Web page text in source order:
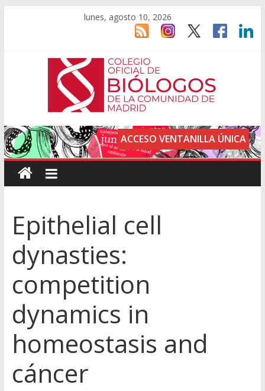
lunes, agosto 10, 2026
ACCESO VENTANILLA ÚNICA
Epithelial cell
dynasties:
competition
dynamics in
homeostasis and
cáncer